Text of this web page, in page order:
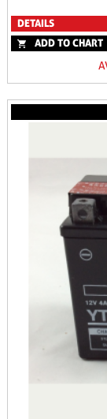
DETAILS
ADD TO CHART